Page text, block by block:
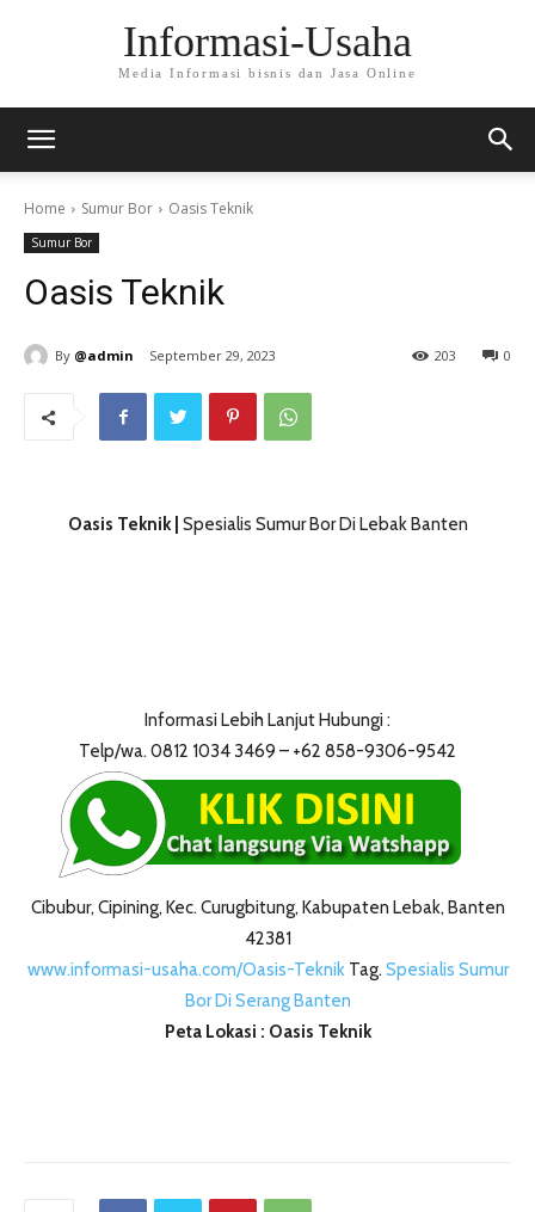
Informasi-Usaha
Media Informasi bisnis dan Jasa Online
Home Sumur Bor Oasis Teknik
Sumur Bor
Oasis Teknik
By @admin September 29, 2023 0
203
Oasis Teknik | Spesialis Sumur Bor Di Lebak Banten
Informasi Lebih Lanjut Hubungi :
Telp/wa. 0812 1034 3469 – +62 858-9306-9542
Cibubur, Cipining, Kec. Curugbitung, Kabupaten Lebak, Banten
42381
www.informasi-usaha.com/Oasis-TeknikTag. Spesialis Sumur
Bor Di Serang Banten
Peta Lokasi : Oasis Teknik